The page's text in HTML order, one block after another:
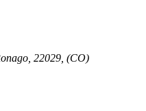
22029, (CO)